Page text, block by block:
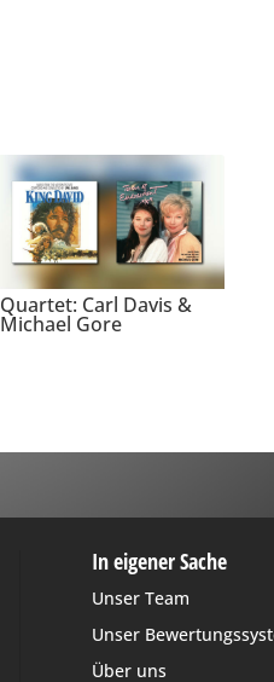
Quartet: Carl Davis &
Michael Gore
In eigener Sache
Unser Team
Unser
Über uns